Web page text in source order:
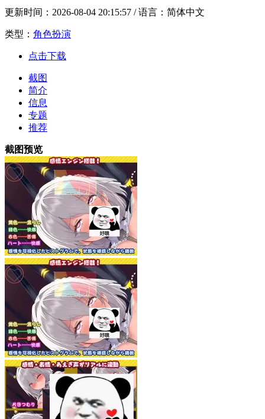
更新时间： 2026-08-04 20:15:57 / 语言：简体中文
类型： 角色扮演
点击下载
截图
简介
信息
专题
推荐
截图预览